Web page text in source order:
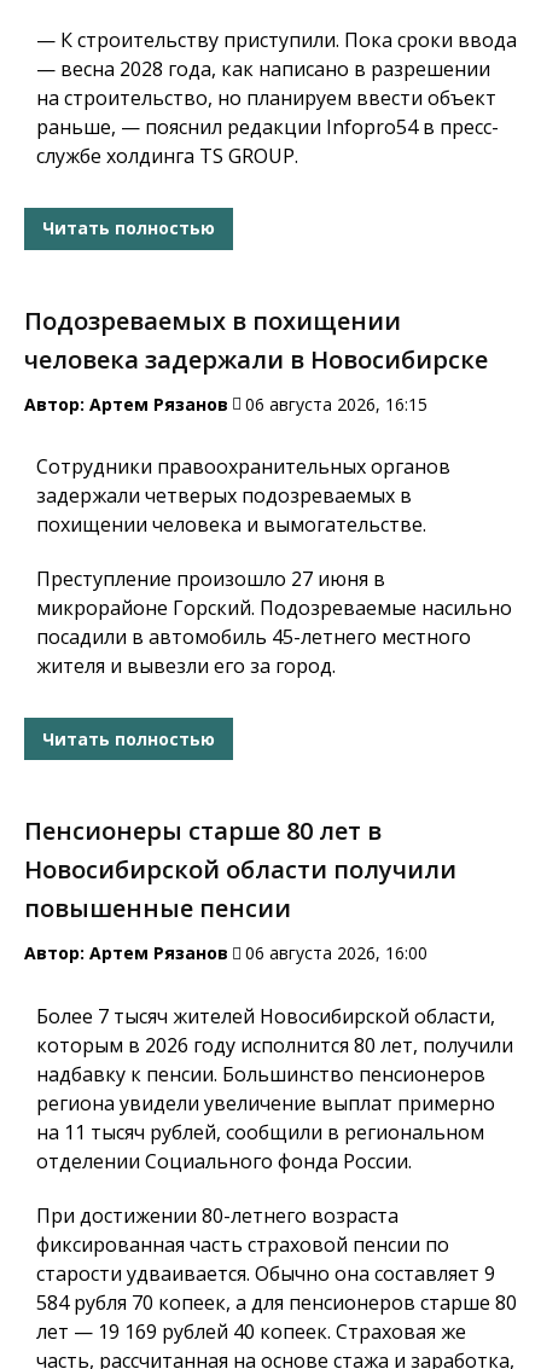
— К строительству приступили. Пока сроки ввода
— весна 2028 года, как написано в разрешении
на строительство, но планируем ввести объект
раньше, — пояснил редакции Infopro54 в пресс-
службе холдинга TS GROUP.
Читать полностью
Подозреваемых в похищении
человека задержали в Новосибирске
Автор: Артем Рязанов 06 августа 2026, 16:15
Сотрудники правоохранительных органов
задержали четверых подозреваемых в
похищении человека и вымогательстве.
Преступление произошло 27 июня в
микрорайоне Горский. Подозреваемые насильно
посадили в автомобиль 45-летнего местного
жителя и вывезли его за город.
Читать полностью
Пенсионеры старше 80 лет в
Новосибирской области получили
повышенные пенсии
Автор: Артем Рязанов 06 августа 2026, 16:00
Более 7 тысяч жителей Новосибирской области,
которым в 2026 году исполнится 80 лет, получили
надбавку к пенсии. Большинство пенсионеров
региона увидели увеличение выплат примерно
на 11 тысяч рублей, сообщили в региональном
отделении Социального фонда России.
При достижении 80-летнего возраста
фиксированная часть страховой пенсии по
старости удваивается. Обычно она составляет 9
584 рубля 70 копеек, а для пенсионеров старше 80
лет — 19 169 рублей 40 копеек. Страховая же
часть, рассчитанная на основе стажа и заработка,